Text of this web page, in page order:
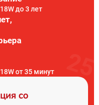
до 3 лет
от 35 минут
со